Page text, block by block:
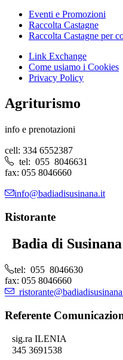
Eventi e Promozioni
Raccolta Castagne
Raccolta Castagne per
Link Exchange
Come usiamo i Cookies
Privacy Policy
Agriturismo
info e prenotazioni
cell: 334 6552387
tel: 055 8046631
fax: 055 8046660
info@badiadisusinana.it
Ristorante
Badia di Susinana
tel: 055 8046630
fax: 055 8046660
Referente
sig.ra ILENIA
345 3691538